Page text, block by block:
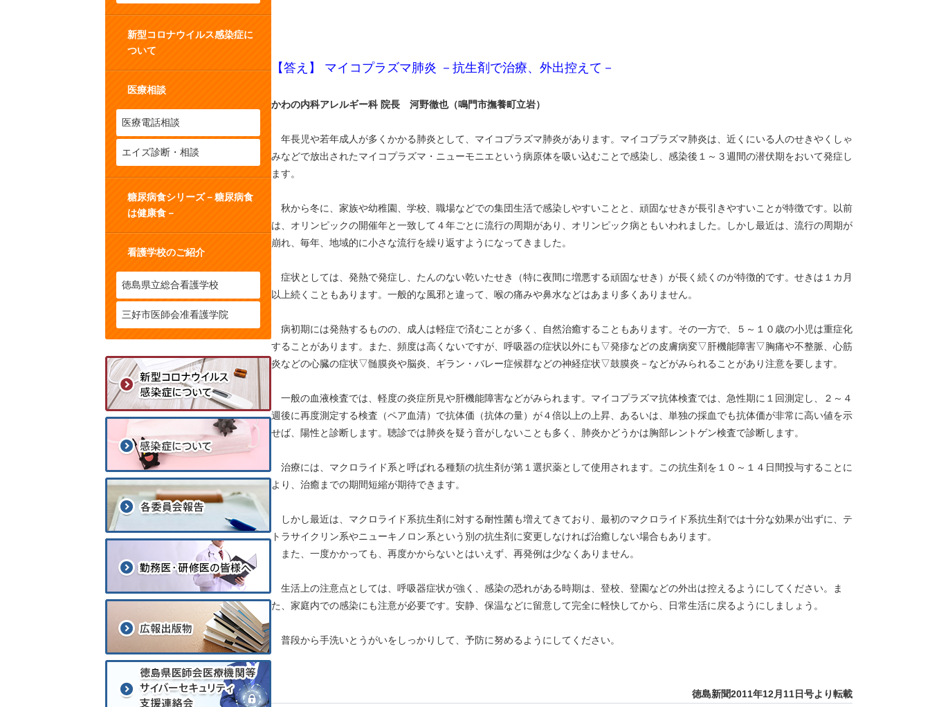
【答え】 マイコプラズマ肺炎 －抗生剤で治療、外出控えて－
かわの内科アレルギー科 院長 河野徹也（鳴門市撫養町立岩）
年長児や若年成人が多くかかる肺炎として、マイコプラズマ肺炎があります。マイコプラズマ肺炎は、近くにいる人のせきやくしゃ
みなどで放出されたマイコプラズマ・ニューモニエという病原体を吸い込むことで感染し、感染後１～３週間の潜伏期をおいて発症し
ます。
秋から冬に、家族や幼稚園、学校、職場などでの集団生活で感染しやすいことと、頑固なせきが長引きやすいことが特徴です。以前
は、オリンピックの開催年と一致して４年ごとに流行の周期があり、オリンピック病ともいわれました。しかし最近は、流行の周期が
崩れ、毎年、地域的に小さな流行を繰り返すようになってきました。
症状としては、発熱で発症し、たんのない乾いたせき（特に夜間に増悪する頑固なせき）が長く続くのが特徴的です。せきは１カ月
以上続くこともあります。一般的な風邪と違って、喉の痛みや鼻水などはあまり多くありません。
病初期には発熱するものの、成人は軽症で済むことが多く、自然治癒することもあります。その一方で、５～１０歳の小児は重症化
することがあります。また、頻度は高くないですが、呼吸器の症状以外にも▽発疹などの皮膚病変▽肝機能障害▽胸痛や不整脈、心筋
炎などの心臓の症状▽髄膜炎や脳炎、ギラン・バレー症候群などの神経症状▽鼓膜炎－などがみられることがあり注意を要します。
一般の血液検査では、軽度の炎症所見や肝機能障害などがみられます。マイコプラズマ抗体検査では、急性期に１回測定し、２～４
週後に再度測定する検査（ペア血清）で抗体価（抗体の量）が４倍以上の上昇、あるいは、単独の採血でも抗体価が非常に高い値を示
せば、陽性と診断します。聴診では肺炎を疑う音がしないことも多く、肺炎かどうかは胸部レントゲン検査で診断します。
治療には、マクロライド系と呼ばれる種類の抗生剤が第１選択薬として使用されます。この抗生剤を１０～１４日間投与することに
より、治癒までの期間短縮が期待できます。
しかし最近は、マクロライド系抗生剤に対する耐性菌も増えてきており、最初のマクロライド系抗生剤では十分な効果が出ずに、テ
トラサイクリン系やニューキノロン系という別の抗生剤に変更しなければ治癒しない場合もあります。
また、一度かかっても、再度かからないとはいえず、再発例は少なくありません。
生活上の注意点としては、呼吸器症状が強く、感染の恐れがある時期は、登校、登園などの外出は控えるようにしてください。ま
た、家庭内での感染にも注意が必要です。安静、保温などに留意して完全に軽快してから、日常生活に戻るようにしましょう。
普段から手洗いとうがいをしっかりして、予防に努めるようにしてください。
徳島新聞2011年12月11日号より転載
新型コロナウイルス感染症に
ついて
医療相談
医療電話相談
エイズ診断・相談
糖尿病食シリーズ－糖尿病食
は健康食－
看護学校のご紹介
徳島県立総合看護学校
三好市医師会准看護学院